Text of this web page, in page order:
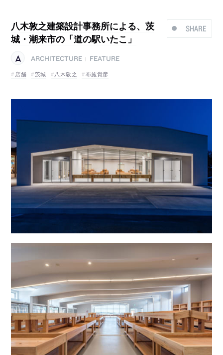
SHARE
八木敦之建築設計事務所による、茨
城・潮来市の「道の駅いたこ」
ARCHITECTURE
FEATURE
店舗
茨城 八木敦之 布施貴彦